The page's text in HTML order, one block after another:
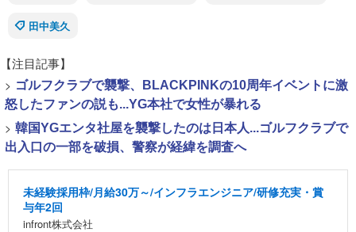
田中美久
【注目記事】
> ゴルフクラブで襲撃、BLACKPINKの10周年イベントに激
怒したファンの説も...YG本社で女性が暴れる
> 韓国YGエンタ社屋を襲撃したのは日本人...ゴルフクラブで
出入口の一部を破損、警察が経緯を調査へ
未経験採用枠/月給30万～/インフラエンジニア/研修充実・賞
与年2回
infront株式会社